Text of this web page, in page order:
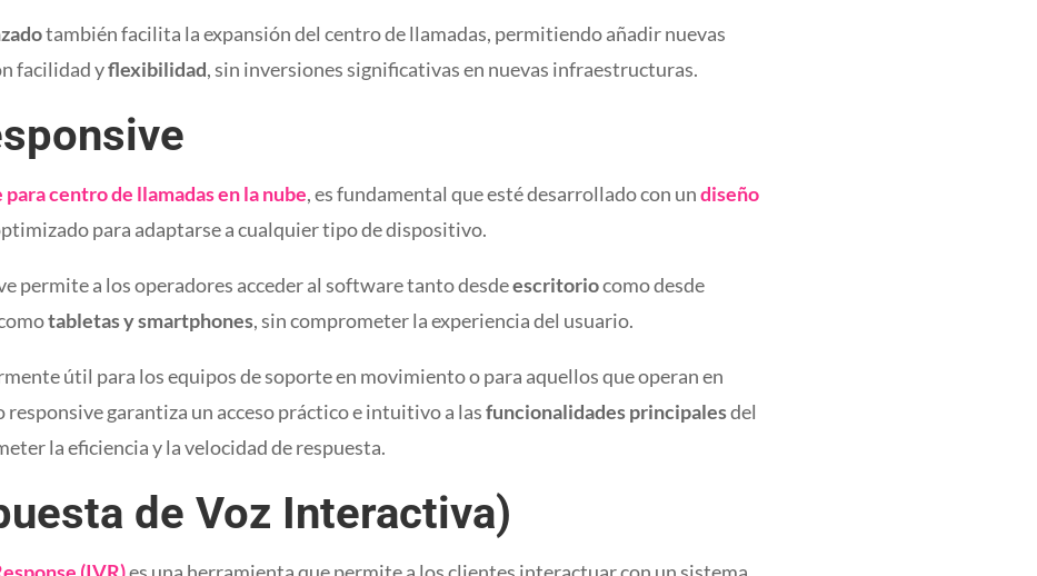
también facilita la expansión del centro de llamadas, permitiendo añadir nuevas
facilidad yflexibilidad, sin inversiones significativas en nuevas infraestructuras.
centro de llamadas en la nube, es fundamental que esté desarrollado con undiseño
para adaptarse a cualquier tipo de dispositivo.
permite a los operadores acceder al software tanto desdeescritoriocomo desde
tabletas y smartphones, sin comprometer la experiencia del usuario.
útil para los equipos de soporte en movimiento o para aquellos que operan en
responsive garantiza un acceso práctico e intuitivo a lasfuncionalidades principalesdel
la eficiencia y la velocidad de respuesta.
de Voz Interactiva)